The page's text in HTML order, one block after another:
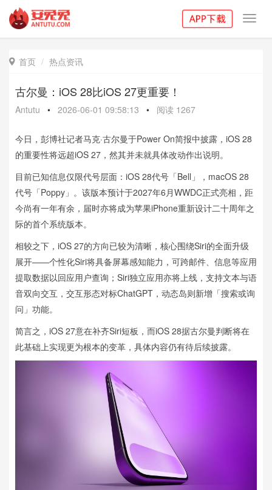
 首页 热点资讯
古尔曼：iOS 28比iOS 27更重要！
Antutu • 2026-06-01 09:58:13 • 阅读 1267
今日，彭博社记者马克·古尔曼于Power On简报中披露，iOS 28
的重要性将远超iOS 27，然其并未就具体改动作出说明。
目前已知信息仅限代号层面：iOS 28代号「Bell」，macOS 28
代号「Poppy」。该版本预计于2027年6月WWDC正式亮相，距
今尚有一年有余，届时亦将成为苹果iPhone重新设计二十周年之
际的首个系统版本。
相较之下，iOS 27的方向已较为清晰，核心围绕Siri的全面升级
展开——个性化Siri将具备屏幕感知能力，可跨邮件、信息等应用
提取数据以回应用户查询；Siri独立应用亦将上线，支持文本与语
音双向交互，交互形态对标ChatGPT，动态岛则新增「搜索或询
问」功能。
简言之，iOS 27意在补齐Siri短板，而iOS 28据古尔曼判断将在
此基础上实现更为根本的变革，具体内容仍有待后续披露。